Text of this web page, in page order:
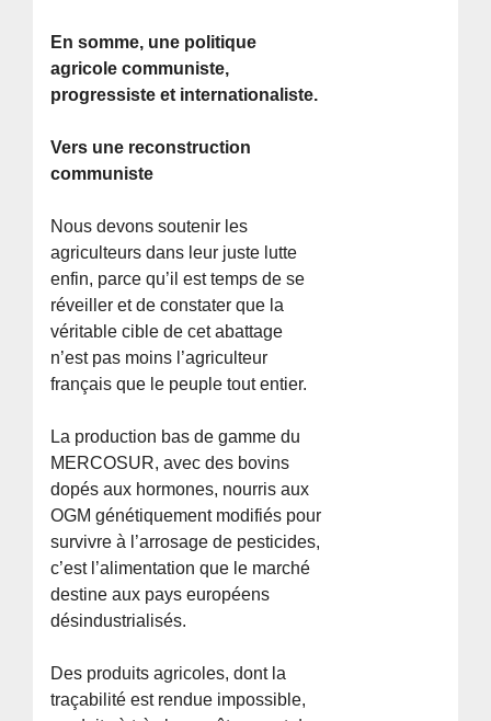
En somme, une politique
agricole communiste,
progressiste et internationaliste.
Vers une reconstruction
communiste
Nous devons soutenir les
agriculteurs dans leur juste lutte
enfin, parce qu’il est temps de se
réveiller et de constater que la
véritable cible de cet abattage
n’est pas moins l’agriculteur
français que le peuple tout entier.
La production bas de gamme du
MERCOSUR, avec des bovins
dopés aux hormones, nourris aux
OGM génétiquement modifiés pour
survivre à l’arrosage de pesticides,
c’est l’alimentation que le marché
destine aux pays européens
désindustrialisés.
Des produits agricoles, dont la
traçabilité est rendue impossible,